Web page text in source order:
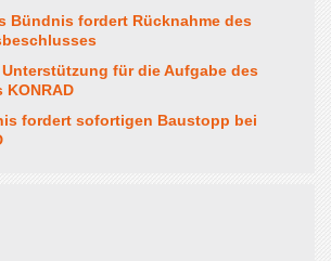
Bündnis fordert Rücknahme des
Unterstützung für die Aufgabe des
fordert sofortigen Baustopp bei